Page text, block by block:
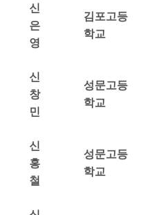
신
은
영
김포고등
학교
신
창
민
성문고등
학교
신
홍
철
성문고등
학교